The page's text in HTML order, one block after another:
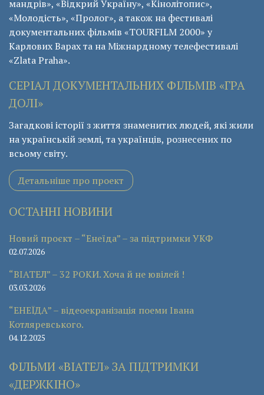
мандрів», «Відкрий Україну», «Кінолітопис»,
«Молодість», «Пролог», а також на фестивалі
документальних фільмів «ТОURFILM 2000» у
Карлових Варах та на Міжнардному телефестивалі
«Zlata Praha».
СЕРІАЛ ДОКУМЕНТАЛЬНИХ ФІЛЬМІВ «ГРА
ДОЛІ»
Загадкові історії з життя знаменитих людей, які жили
на українській землі, та українців, рознесених по
всьому світу.
Детальніше про проект
ОСТАННІ НОВИНИ
Новий проєкт – “Енеїда” – за підтримки УКФ
02.07.2026
“ВІАТЕЛ” – 32 РОКИ. Хоча й не ювілей !
03.03.2026
“ЕНЕЇДА” – відеоекранізація поеми Івана
Котляревського.
04.12.2025
ФІЛЬМИ «ВІАТЕЛ» ЗА ПІДТРИМКИ
«ДЕРЖКІНО»